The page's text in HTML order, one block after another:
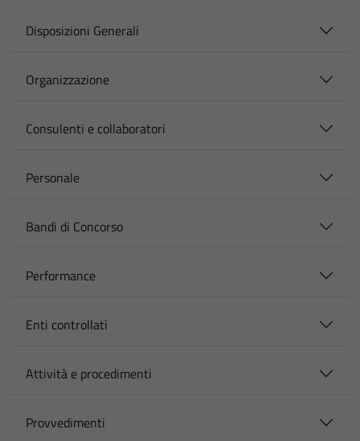
Disposizioni Generali
Organizzazione
Consulenti e collaboratori
Personale
Bandi di Concorso
Performance
Enti controllati
Attività e procedimenti
Provvedimenti